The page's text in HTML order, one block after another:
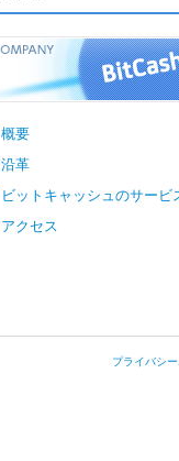
概要
沿革
ビットキャッシュのサービ
アクセス
プライバシ